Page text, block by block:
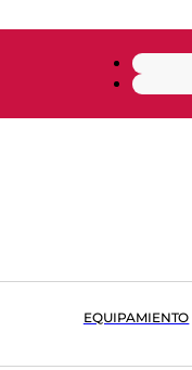
EQUIPAMIENTO